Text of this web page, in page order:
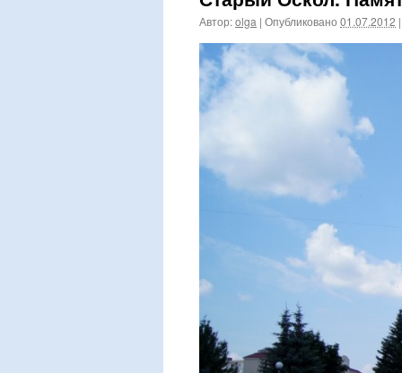
Автор:olga | Опубликовано 01.07.2012 |